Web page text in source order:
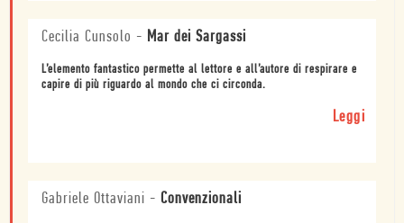
Cecilia Cunsolo - Mar dei Sargassi
L’elemento fantastico permette al lettore e all’autore di respirare e
capire di più riguardo al mondo che ci circonda.
Leggi
Gabriele Ottaviani - Convenzionali